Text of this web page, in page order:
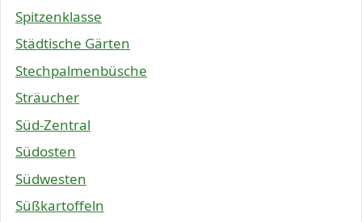
Spitzenklasse
Städtische Gärten
Stechpalmenbüsche
Sträucher
Süd-Zentral
Südosten
Südwesten
Süßkartoffeln